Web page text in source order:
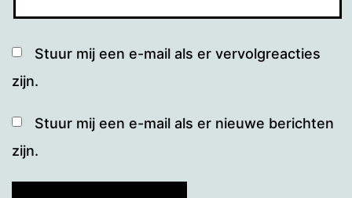
Stuur mij een e-mail als er vervolgreacties
zijn.
Stuur mij een e-mail als er nieuwe berichten
zijn.